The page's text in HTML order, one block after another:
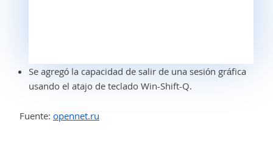
Se agregó la capacidad de salir de una sesión gráfica
usando el atajo de teclado Win-Shift-Q.
Fuente: opennet.ru